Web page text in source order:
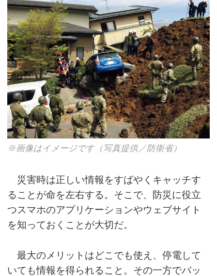
※画像はイメージです（写真提供／防衛省）
災害時は正しい情報をすばやくキャッチす
ることが命を左右する。そこで、防災に役立
つスマホのアプリケーションやウェブサイト
を知っておくことが大切だ。
最大のメリットはどこでも使え、停電して
いても情報を得られること。その一方でバッ